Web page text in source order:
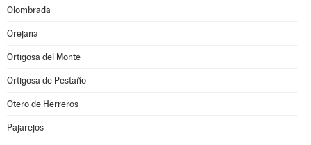
Olombrada
Orejana
Ortigosa del Monte
Ortigosa de Pestaño
Otero de Herreros
Pajarejos